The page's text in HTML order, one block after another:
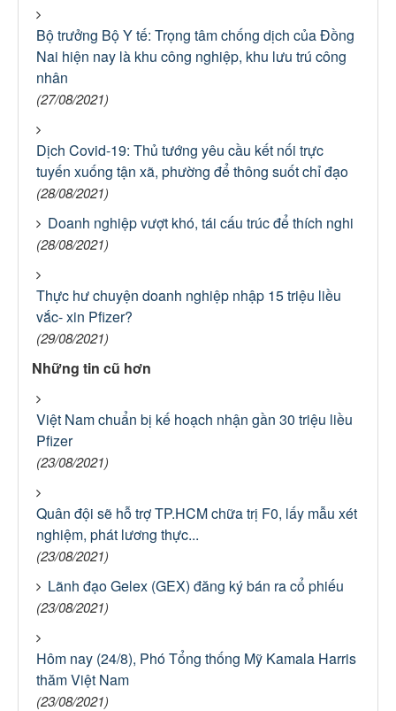
Bộ trưởng Bộ Y tế: Trọng tâm chống dịch của Đồng
Nai hiện nay là khu công nghiệp, khu lưu trú công
nhân
(27/08/2021)
Dịch Covid-19: Thủ tướng yêu cầu kết nối trực
tuyến xuống tận xã, phường để thông suốt chỉ đạo
(28/08/2021)
Doanh nghiệp vượt khó, tái cấu trúc để thích nghi
(28/08/2021)
Thực hư chuyện doanh nghiệp nhập 15 triệu liều
vắc- xin Pfizer?
(29/08/2021)
Những tin cũ hơn
Việt Nam chuẩn bị kế hoạch nhận gần 30 triệu liều
Pfizer
(23/08/2021)
Quân đội sẽ hỗ trợ TP.HCM chữa trị F0, lấy mẫu xét
nghiệm, phát lương thực...
(23/08/2021)
Lãnh đạo Gelex (GEX) đăng ký bán ra cổ phiếu
(23/08/2021)
Hôm nay (24/8), Phó Tổng thống Mỹ Kamala Harris
thăm Việt Nam
(23/08/2021)